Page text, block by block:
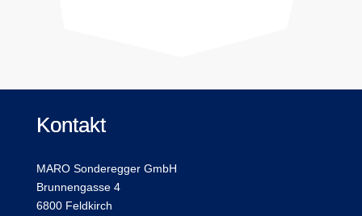
Kontakt
MARO Sonderegger GmbH
Brunnengasse 4
6800 Feldkirch